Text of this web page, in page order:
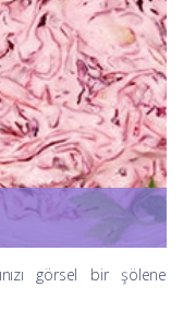
görsel bir şölene